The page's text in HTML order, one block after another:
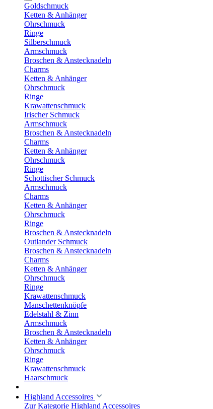
Goldschmuck
Ketten & Anhänger
Ohrschmuck
Ringe
Silberschmuck
Armschmuck
Broschen & Anstecknadeln
Charms
Ketten & Anhänger
Ohrschmuck
Ringe
Krawattenschmuck
Irischer Schmuck
Armschmuck
Broschen & Anstecknadeln
Charms
Ketten & Anhänger
Ohrschmuck
Ringe
Schottischer Schmuck
Armschmuck
Charms
Ketten & Anhänger
Ohrschmuck
Ringe
Broschen & Anstecknadeln
Outlander Schmuck
Broschen & Anstecknadeln
Charms
Ketten & Anhänger
Ohrschmuck
Ringe
Krawattenschmuck
Manschettenknöpfe
Edelstahl & Zinn
Armschmuck
Broschen & Anstecknadeln
Ketten & Anhänger
Ohrschmuck
Ringe
Krawattenschmuck
Haarschmuck
Highland Accessoires
Zur Kategorie Highland Accessoires